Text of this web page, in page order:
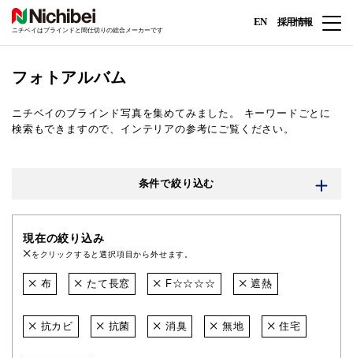
ニチベイはブラインドと間仕切りの総合メーカーです
EN 採用情報
フォトアルバム
ニチベイのブラインド写真を集めてみました。
キーワードごとに
検索もできますので、インテリアの参考にご覧ください。
条件で絞り込む
現在の絞り込み
をクリックすると選択項目から外せます。
布 たて長窓 F☆☆☆☆ 遮熱
抗カビ 抗菌 消臭 無地 住宅